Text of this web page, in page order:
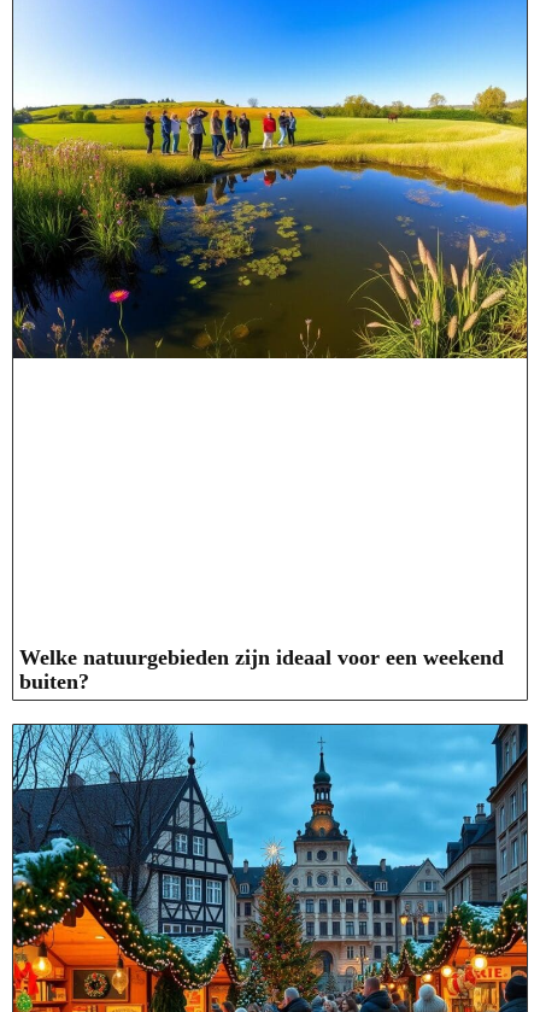
Welke natuurgebieden zijn ideaal voor een weekend
buiten?